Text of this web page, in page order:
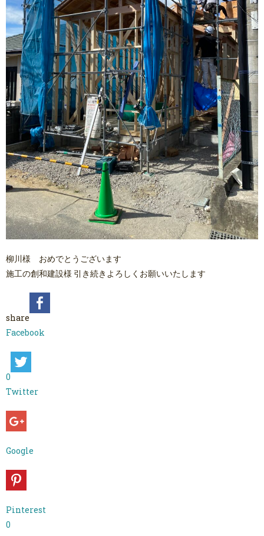
柳川様 おめでとうございます
施工の創和建設様 引き続きよろしくお願いいたします
share
Facebook
0
Twitter
Google
Pinterest
0